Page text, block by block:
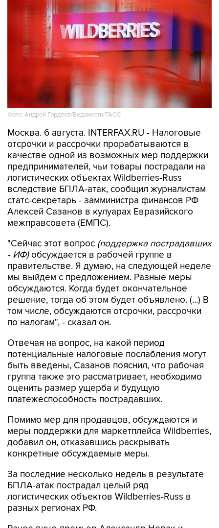
Фото: Андрей Гордеев/Ведомости/ТАСС
Москва. 6 августа. INTERFAX.RU - Налоговые
отсрочки и рассрочки прорабатываются в
качестве одной из возможных мер поддержки
предпринимателей, чьи товары пострадали на
логистических объектах Wildberries-Russ
вследствие БПЛА-атак, сообщил журналистам
статс-секретарь - замминистра финансов РФ
Алексей Сазанов в кулуарах Евразийского
межправсовета (ЕМПС).
"Сейчас этот вопрос (поддержка пострадавших
- ИФ)обсуждается в рабочей группе в
правительстве. Я думаю, на следующей неделе
мы выйдем с предложением. Разные меры
обсуждаются. Когда будет окончательное
решение, тогда об этом будет объявлено. (...) В
том числе, обсуждаются отсрочки, рассрочки
по налогам", - сказал он.
Отвечая на вопрос, на какой период
потенциальные налоговые послабления могут
быть введены, Сазанов пояснил, что рабочая
группа также это рассматривает, необходимо
оценить размер ущерба и будущую
платежеспособность пострадавших.
Помимо мер для продавцов, обсуждаются и
меры поддержки для маркетплейса Wildberries,
добавил он, отказавшись раскрывать
конкретные обсуждаемые меры.
За последние несколько недель в результате
БПЛА-атак пострадал целый ряд
логистических объектов Wildberries-Russ в
разных регионах РФ.